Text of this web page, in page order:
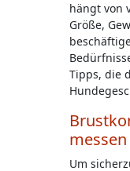
hängt von
Größe,
Tipps, die
messen
Um